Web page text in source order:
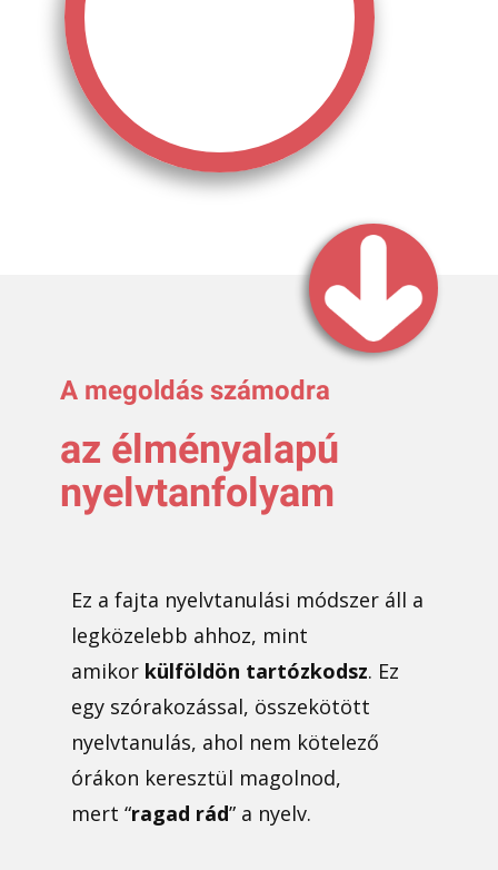
A megoldás számodra
az élményalapú
nyelvtanfolyam
Ez a fajta nyelvtanulási módszer áll a
legközelebb ahhoz, mint
amikor külföldön tartózkodsz. Ez
egy szórakozással, összekötött
nyelvtanulás, ahol nem kötelező
órákon keresztül magolnod,
mert “ragad rád” a nyelv.